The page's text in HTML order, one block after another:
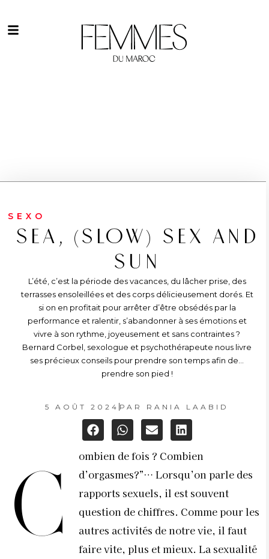
SEXO
SEA, (SLOW) SEX AND
SUN
L’été, c’est la période des vacances, du lâcher prise, des
terrasses ensoleillées et des corps délicieusement dorés. Et
si on en profitait pour arrêter d’être obsédés par la
performance et ralentir, s’abandonner à ses émotions et
vivre à son rythme, joyeusement et sans contraintes ?
Bernard Corbel, sexologue et psychothérapeute nous livre
ses précieux conseils pour prendre son temps afin de…
prendre son pied !
5 AOÛT 2024 PAR RANIA LAABID
C
ombien de fois ? Combien
d’orgasmes?”… Lorsqu’on parle des
rapports sexuels, il est souvent
question de chiffres. Comme pour les
autres activités de notre vie, il faut
faire vite, plus et mieux. La sexualité